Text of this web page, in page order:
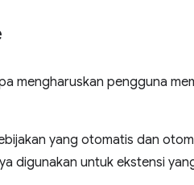
mengharuskan pengguna
yang otomatis dan
digunakan untuk ekstensi